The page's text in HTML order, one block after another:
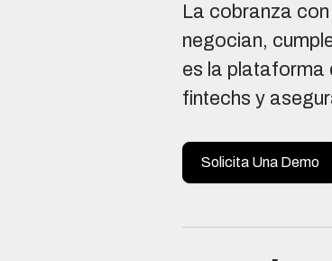
La cobranza
negocian,
es la plataforma
fintechs y
Solicita Una Demo